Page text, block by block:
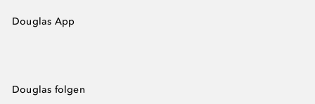
Douglas App
Douglas folgen